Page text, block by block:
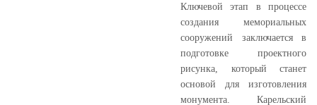
Ключевой этап в процессе
создания мемориальных
сооружений заключается в
подготовке проектного
рисунка, который станет
основой для изготовления
монумента. Карельский